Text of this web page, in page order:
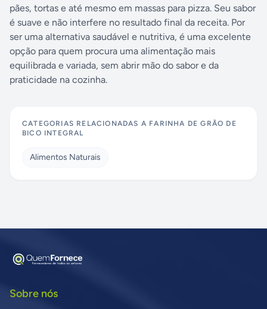
pães, tortas e até mesmo em massas para pizza. Seu sabor
é suave e não interfere no resultado final da receita. Por
ser uma alternativa saudável e nutritiva, é uma excelente
opção para quem procura uma alimentação mais
equilibrada e variada, sem abrir mão do sabor e da
praticidade na cozinha.
CATEGORIAS RELACIONADAS A FARINHA DE GRÃO DE
BICO INTEGRAL
Alimentos Naturais
Sobre nós